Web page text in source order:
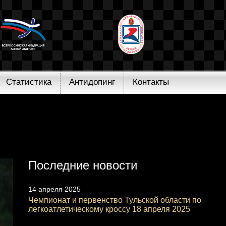
Статистика Антидопинг Контакты
Последние новости
14 апреля 2025
Чемпионат и первенство Тульской области по
легкоатлетическому кроссу 18 апреля 2025